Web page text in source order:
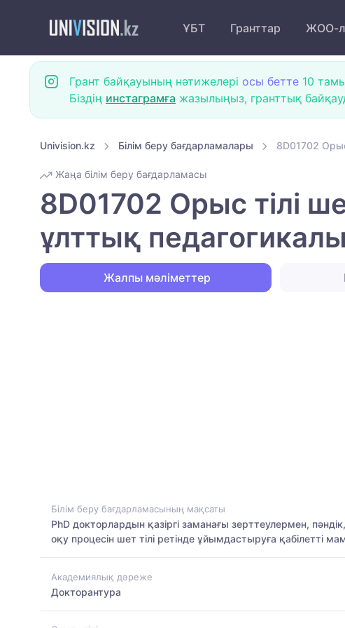
ҰБТ Гранттар ЖОО-
Грант байқауының нәтижелері осы бетте 10
Біздің инстаграмға жазылыңыз, гранттық
Univision.kz Білім беру бағдарламалары 8D01702
Жаңа білім беру бағдарламасы
8D01702 Орыс тілі
ұлттық
Жалпы мәліметтер
Білім беру бағдарламасының мақсаты
PhD докторлардын қазіргі заманағы зерттеулермен,
оқу процесін шет тілі ретінде ұйымдастыруға қабілетті
Академиялық дәреже
Докторантура